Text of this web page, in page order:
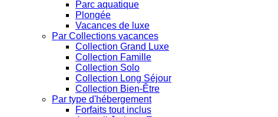
Parc aquatique
Plongée
Vacances de luxe
Par Collections vacances
Collection Grand Luxe
Collection Famille
Collection Solo
Collection Long Séjour
Collection Bien-Être
Par type d'hébergement
Forfaits tout inclus